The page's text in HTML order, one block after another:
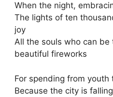
When the night,
The lights of ten
joy
All the souls who can
beautiful fireworks
For spending from
Because the city is